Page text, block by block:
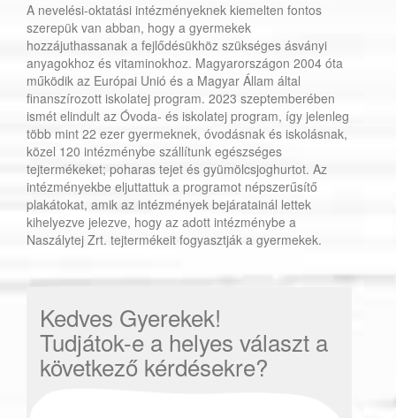
A nevelési-oktatási intézményeknek kiemelten fontos
szerepük van abban, hogy a gyermekek
hozzájuthassanak a fejlődésükhöz szükséges ásványi
anyagokhoz és vitaminokhoz. Magyarországon 2004 óta
működik az Európai Unió és a Magyar Állam által
finanszírozott iskolatej program. 2023 szeptemberében
ismét elindult az Óvoda- és iskolatej program, így jelenleg
több mint 22 ezer gyermeknek, óvodásnak és iskolásnak,
közel 120 intézménybe szállítunk egészséges
tejtermékeket; poharas tejet és gyümölcsjoghurtot. Az
intézményekbe eljuttattuk a programot népszerűsítő
plakátokat, amik az intézmények bejáratainál lettek
kihelyezve jelezve, hogy az adott intézménybe a
Naszálytej Zrt. tejtermékeit fogyasztják a gyermekek.
Kedves Gyerekek!
Tudjátok-e a helyes választ a
következő kérdésekre?